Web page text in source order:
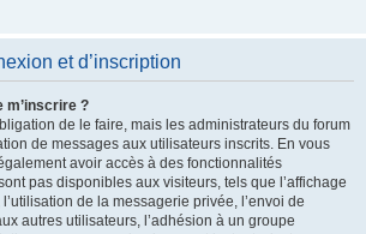
et d’inscription
m’inscrire ?
de le faire, mais les administrateurs du forum
de messages aux utilisateurs inscrits. En vous
avoir accès à des fonctionnalités
pas disponibles aux visiteurs, tels que l’affichage
de la messagerie privée, l’envoi de
autres utilisateurs, l’adhésion à un groupe